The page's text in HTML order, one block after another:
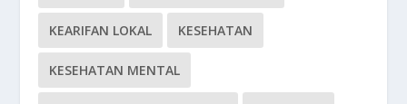
KEARIFAN LOKAL KESEHATAN
KESEHATAN MENTAL